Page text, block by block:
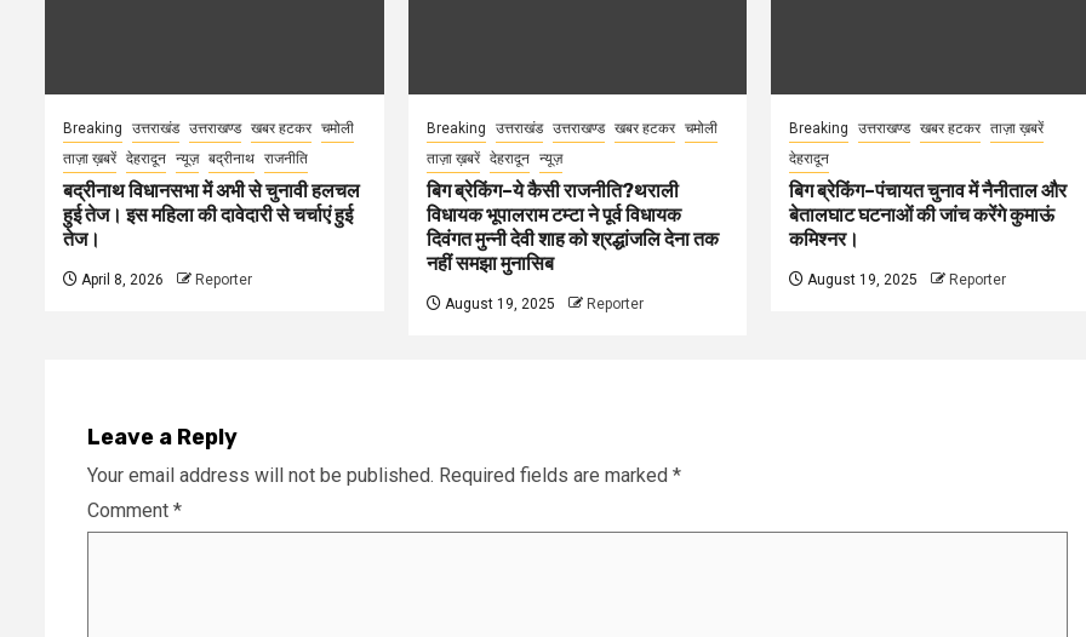
Breaking उत्तराखंड उत्तराखण्ड खबर हटकर चमोली
ताज़ा ख़बरें देहरादून न्यूज़ बद्रीनाथ राजनीति
बद्रीनाथ विधानसभा में अभी से चुनावी हलचल
हुई तेज। इस महिला की दावेदारी से चर्चाएं हुई
तेज।
April 8, 2026 Reporter
Breaking उत्तराखंड उत्तराखण्ड खबर हटकर चमोली
ताज़ा ख़बरें देहरादून न्यूज़
बिग ब्रेकिंग–ये कैसी राजनीति?थराली
विधायक भूपालराम टम्टा ने पूर्व विधायक
दिवंगत मुन्नी देवी शाह को श्रद्धांजलि देना तक
नहीं समझा मुनासिब
August 19, 2025 Reporter
Breaking उत्तराखण्ड खबर हटकर ताज़ा ख़बरें
देहरादून
बिग ब्रेकिंग–पंचायत चुनाव में नैनीताल और
बेतालघाट घटनाओं की जांच करेंगे कुमाऊं
कमिश्नर।
August 19, 2025 Reporter
Leave a Reply
Your email address will not be published. Required fields are marked *
Comment *